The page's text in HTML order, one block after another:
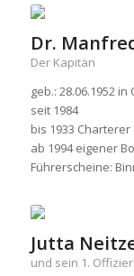
Dr.
Der Kapitän
geb.: 28.06.1952
seit 1984
bis 1933 Charterer
ab 1994 eigener
Führerscheine:
Jutta
und sein 1. Offizier: